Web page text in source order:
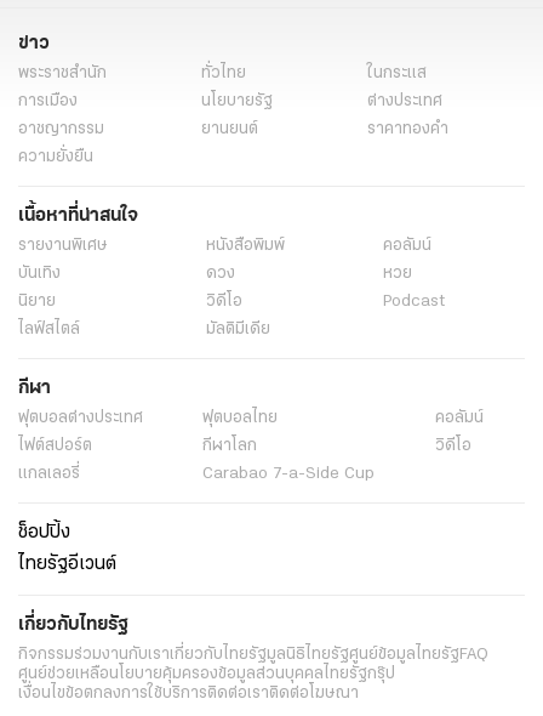
ข่าว
พระราชสำนัก ทั่วไทย
ในกระแส
การเมือง
นโยบายรัฐ
ต่างประเทศ
อาชญากรรม
ยานยนต์
ราคาทองคำ
ความยั่งยืน
เนื้อหาที่น่าสนใจ
รายงานพิเศษ หนังสือพิมพ์
คอลัมน์
บันเทิง
ดวง
หวย
นิยาย
วิดีโอ
Podcast
ไลฟ์สไตล์
มัลติมีเดีย
กีฬา
ฟุตบอลต่่างประเทศ ฟุตบอลไทย
คอลัมน์
ไฟต์สปอร์ต
กีฬาโลก
วิดีโอ
แกลเลอรี่
Carabao 7-a-Side Cup
ช็อปปิ้ง
ไทยรัฐอีเวนต์
เกี่ยวกับไทยรัฐ
กิจกรรมร่วมงานกับเราเกี่ยวกับไทยรัฐมูลนิธิไทยรัฐศูนย์ข้อมูลไทยรัฐFAQ
ศูนย์ช่วยเหลือนโยบายคุ้มครองข้อมูลส่วนบุคคลไทยรัฐกรุ๊ป
เงื่อนไขข้อตกลงการใช้บริการติดต่อเราติดต่อโฆษณา